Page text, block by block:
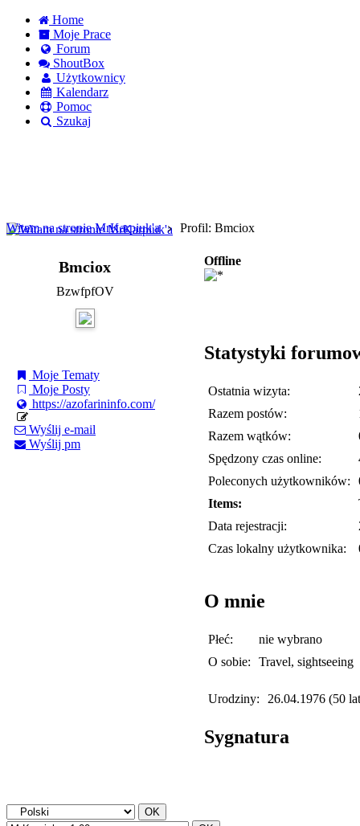
Home
Moje Prace
Forum
ShoutBox
Użytkownicy
Kalendarz
Pomoc
Szukaj
Witam na stronie MrKarpiuk'a
Profil: Bmciox
Bmciox
BzwfpfOV
Moje Tematy
Moje Posty
https://azofarininfo.com/
Wyślij e-mail
Wyślij pm
Offline
Statystyki
Ostatnia wizyta:
Razem postów:
Razem wątków:
Spędzony czas online:
Poleconych użytkowników:
Items:
Data rejestracji:
Czas lokalny użytkownika:
O mnie
Płeć:
nie wybrano
O sobie:
Travel, sightseeing
Urodziny: 26.04.1976 (50
Sygnatura